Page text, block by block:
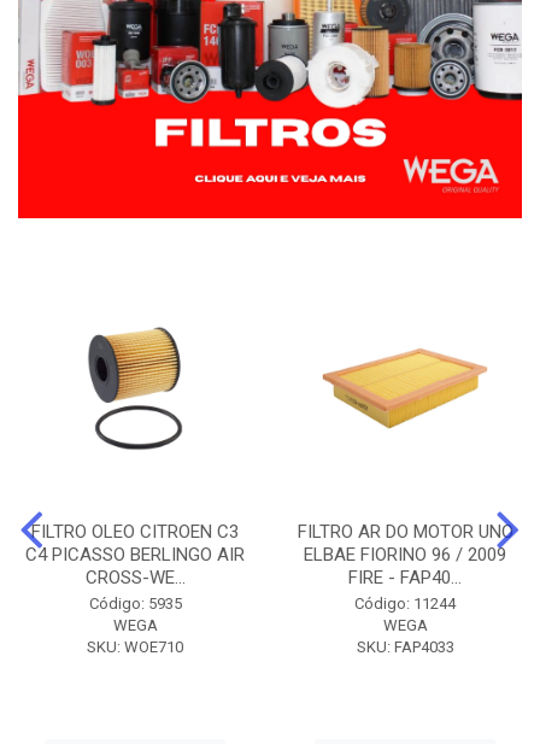
FILTRO OLEO CITROEN C3
C4 PICASSO BERLINGO AIR
CROSS-WE...
Código: 5935
WEGA
SKU: WOE710
FILTRO AR DO MOTOR UNO
ELBAE FIORINO 96 / 2009
FIRE - FAP40...
Código: 11244
WEGA
SKU: FAP4033